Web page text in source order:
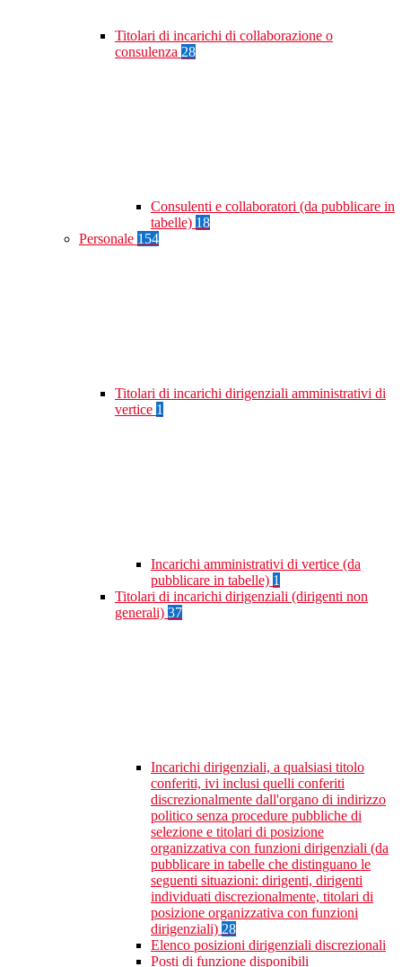
Titolari di incarichi di collaborazione o
consulenza 28
Consulenti e collaboratori (da pubblicare in
tabelle) 18
Personale 154
Titolari di incarichi dirigenziali amministrativi di
vertice 1
Incarichi amministrativi di vertice (da
pubblicare in tabelle) 1
Titolari di incarichi dirigenziali (dirigenti non
generali) 37
Incarichi dirigenziali, a qualsiasi titolo
conferiti, ivi inclusi quelli conferiti
discrezionalmente dall'organo di indirizzo
politico senza procedure pubbliche di
selezione e titolari di posizione
organizzativa con funzioni dirigenziali (da
pubblicare in tabelle che distinguano le
seguenti situazioni: dirigenti, dirigenti
individuati discrezionalmente, titolari di
posizione organizzativa con funzioni
dirigenziali) 28
Elenco posizioni dirigenziali discrezionali
Posti di funzione disponibili